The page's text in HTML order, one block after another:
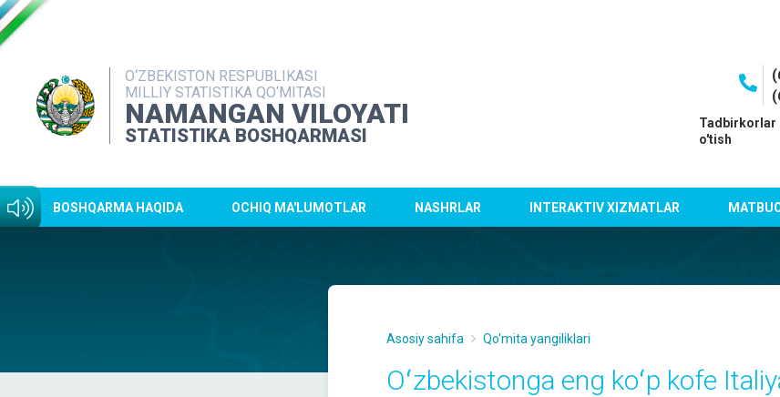
O‘ZBEKISTON RESPUBLIKASI
MILLIY STATISTIKA QO‘MITASI
NAMANGAN VILOYATI
STATISTIKA BOSHQARMASI
Tadbirkorlar
o'tish
BOSHQARMA HAQIDA OCHIQ MA'LUMOTLAR NASHRLAR INTERAKTIV XIZMATLAR
Asosiy sahifa Qo'mita yangiliklari
Oʻzbekistonga eng koʻp kofe